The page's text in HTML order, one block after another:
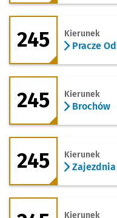
245 - kierunek
245 Kierunek
Pracze
245 - kierunek
245 Kierunek
Brochów
245 - kierunek
245 Kierunek
Zajezdnia
245 - kierunek
Kierunek